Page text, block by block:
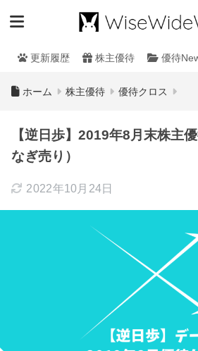
更新履歴 株主優待 優待
ホーム 株主優待 優待クロス
【逆日歩】2019年8月末株主
なぎ売り）
2022年10月24日